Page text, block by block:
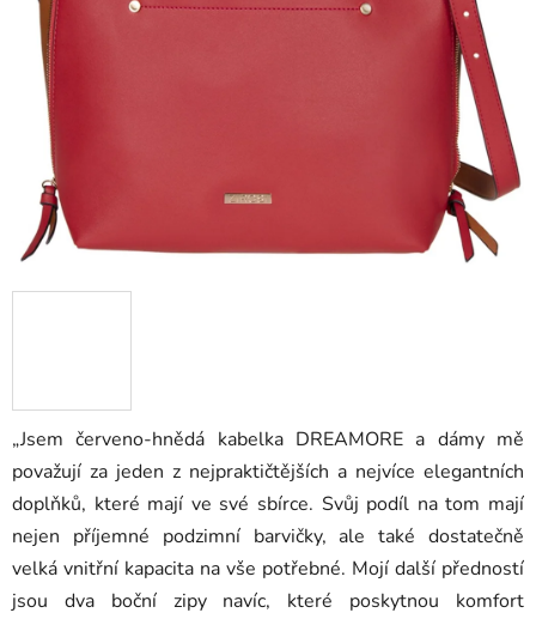
„Jsem červeno-hnědá kabelka DREAMORE a dámy mě
považují za jeden z nejpraktičtějších a nejvíce elegantních
doplňků, které mají ve své sbírce. Svůj podíl na tom mají
nejen příjemné podzimní barvičky, ale také dostatečně
velká vnitřní kapacita na vše potřebné. Mojí další předností
jsou dva boční zipy navíc, které poskytnou komfort